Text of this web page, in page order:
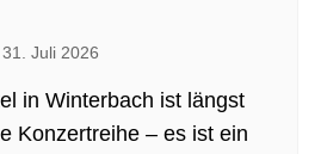
31. Juli 2026
in Winterbach ist längst
Konzertreihe – es ist ein